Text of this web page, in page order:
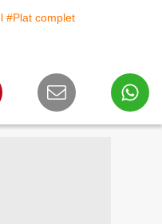
#Plat complet